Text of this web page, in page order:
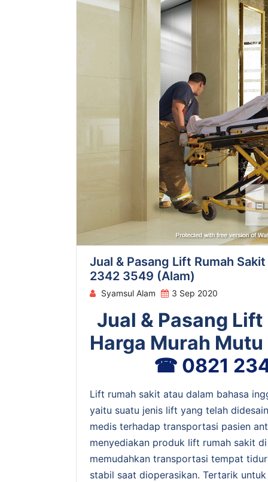
Jual & Pasang Lift Rumah
2342 3549 (Alam)
Syamsul Alam 3 Sep 2020
Jual & Pasang
Harga Murah
☎ 0821
Lift rumah sakit atau dalam bahasa
yaitu suatu jenis lift yang telah
medis terhadap transportasi pasien
menyediakan produk lift rumah sakit
memudahkan transportasi tempat
stabil saat dioperasikan. Tertarik